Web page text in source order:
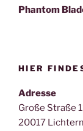
Beitrag
Phantom
HIER
Adresse
Große Straße
20017